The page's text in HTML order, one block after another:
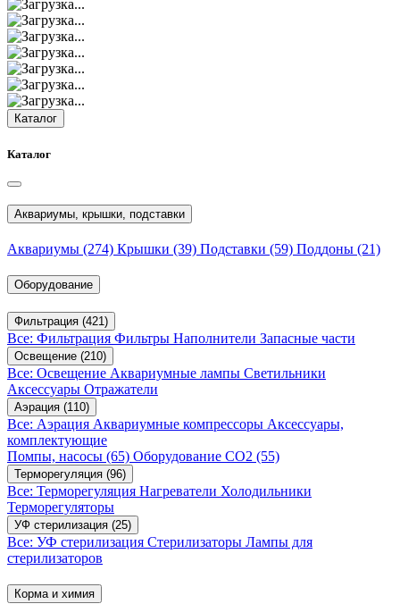
Каталог
Каталог
Аквариумы, крышки, подставки
Аквариумы (274) Крышки (39) Подставки (59) Поддоны (21)
Оборудование
Фильтрация (421)
Все: Фильтрация Фильтры Наполнители Запасные части
Освещение (210)
Все: Освещение Аквариумные лампы Светильники
Аксессуары Отражатели
Аэрация (110)
Все: Аэрация Аквариумные компрессоры Аксессуары,
комплектующие
Помпы, насосы (65) Оборудование CO2 (55)
Терморегуляция (96)
Все: Терморегуляция Нагреватели Холодильники
Терморегуляторы
УФ стерилизация (25)
Все: УФ стерилизация Стерилизаторы Лампы для
стерилизаторов
Корма и химия